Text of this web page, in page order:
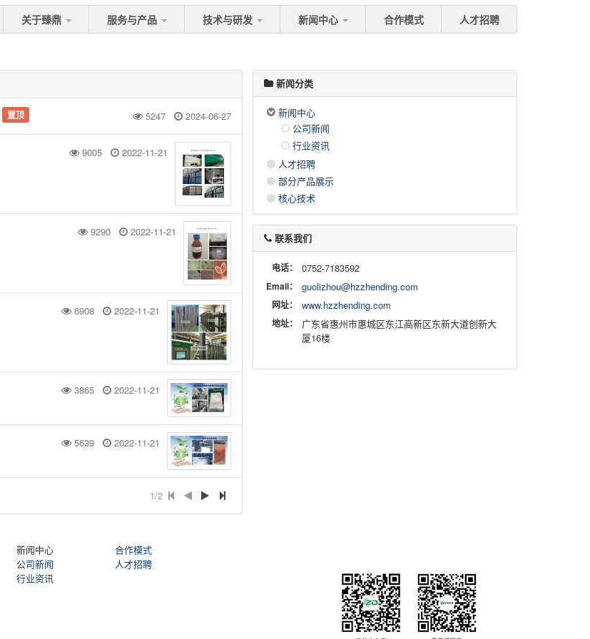
关于臻鼎 服务与产品 技术与研发 新闻中心 合作模式 人才招聘
5247 2024-06-27
置顶
9005 2022-11-21
9290 2022-11-21
6908 2022-11-21
3865 2022-11-21
5639 2022-11-21
1/2
新闻分类
新闻中心
公司新闻
行业资讯
人才招聘
部分产品展示
核心技术
联系我们
电话： 0752-7183592
Email： guolizhou@hzzhending.com
网址： www.hzzhending.com
地址：
广东省惠州市惠城区东江高新区东新大道创新大
厦16楼
新闻中心
公司新闻
行业资讯
合作模式
人才招聘